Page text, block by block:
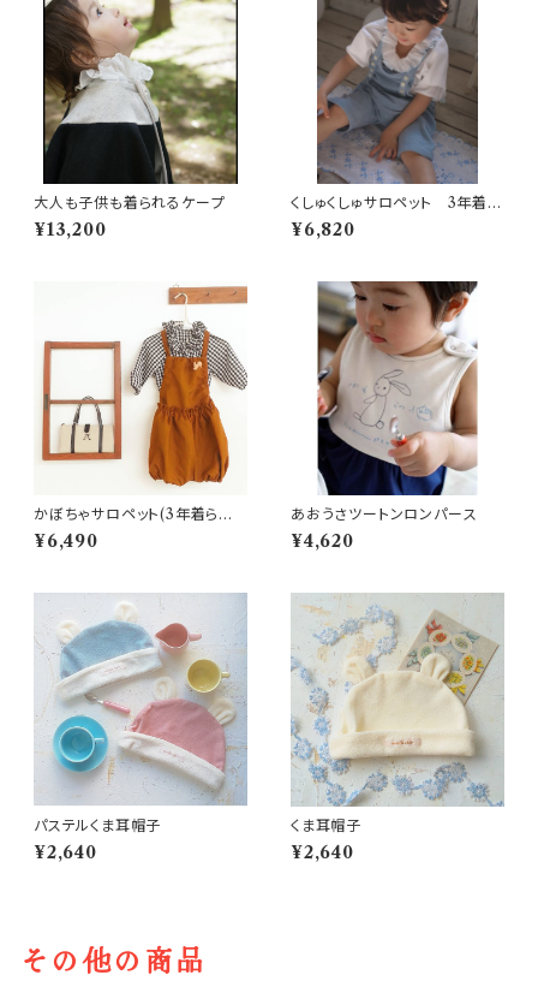
大人も子供も着られるケープ
¥13,200
くしゅくしゅサロペット 3年着ら
れる子供服
¥6,820
かぼちゃサロペット(3年着られ
る子供服)
¥6,490
あおうさツートンロンパース
¥4,620
パステルくま耳帽子
¥2,640
くま耳帽子
¥2,640
その他の商品